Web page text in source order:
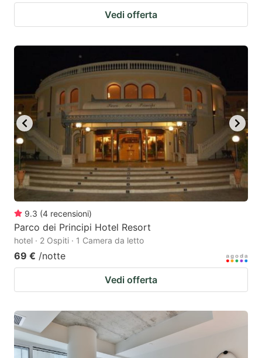
Vedi offerta
9.3 (4 recensioni)
Parco dei Principi Hotel Resort
hotel · 2 Ospiti · 1 Camera da letto
69 € /notte
Vedi offerta